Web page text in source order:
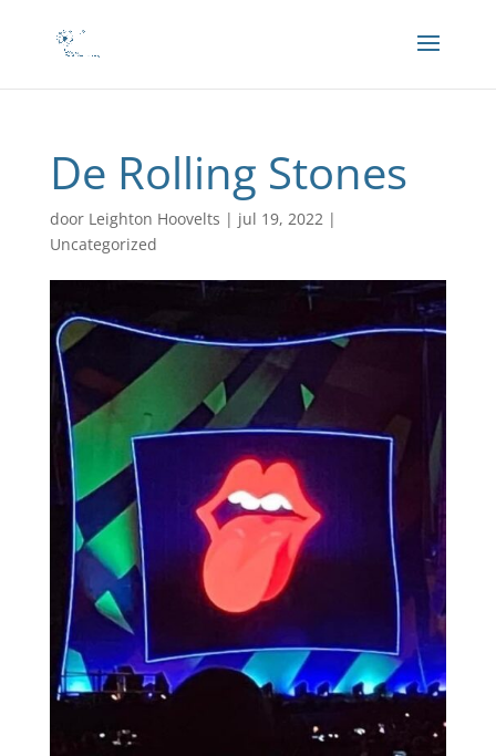
De Rolling Stones
door Leighton Hoovelts | jul 19, 2022|
Uncategorized